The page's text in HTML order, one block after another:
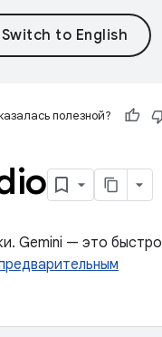
полезной?
Gemini — это быстро